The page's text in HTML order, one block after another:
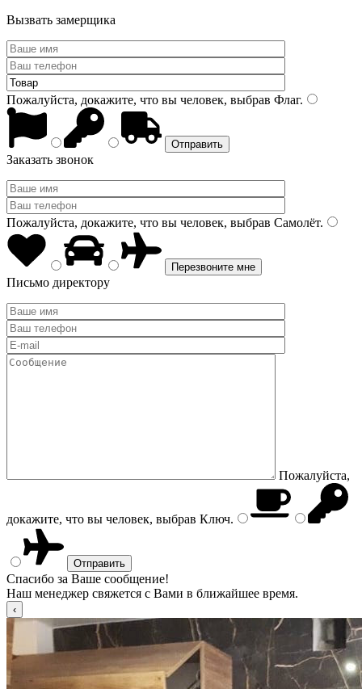
Вызвать замерщика
Пожалуйста, докажите, что вы человек, выбрав Флаг.
Заказать звонок
Пожалуйста, докажите, что вы человек, выбрав Самолёт.
Письмо директору
Пожалуйста,
докажите, что вы человек, выбрав Ключ.
Спасибо за Ваше сообщение!
Наш менеджер свяжется с Вами в ближайшее время.